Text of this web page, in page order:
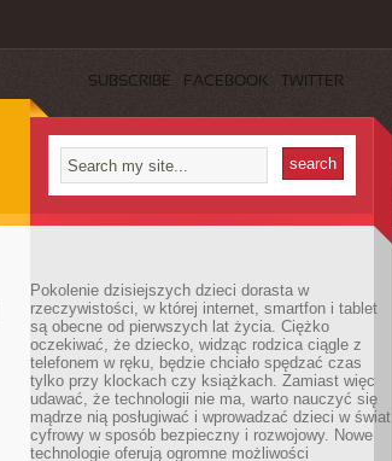
SUBSCRIBE FACEBOOK TWITTER
Pokolenie dzisiejszych dzieci dorasta w
rzeczywistości, w której internet, smartfon i tablet
są obecne od pierwszych lat życia. Ciężko
oczekiwać, że dziecko, widząc rodzica ciągle z
telefonem w ręku, będzie chciało spędzać czas
tylko przy klockach czy książkach. Zamiast więc
udawać, że technologii nie ma, warto nauczyć się
mądrze nią posługiwać i wprowadzać dzieci w świat
cyfrowy w sposób bezpieczny i rozwojowy. Nowe
technologie oferują ogromne możliwości